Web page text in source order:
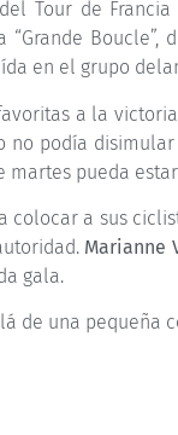
Tour de
Boucle”,
en el grupo
a la
no podía
pueda
colocar a sus
Marianne
gala.
de una pequeña